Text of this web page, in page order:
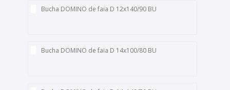
Bucha DOMINO de faia D 12x140/90 BU
Bucha DOMINO de faia D 14x100/80 BU